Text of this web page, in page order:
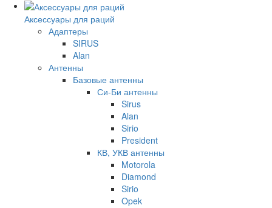
Аксессуары для раций
Адаптеры
SIRUS
Alan
Антенны
Базовые антенны
Си-Би антенны
Sirus
Alan
Sirio
President
КВ, УКВ антенны
Motorola
Diamond
Sirio
Opek